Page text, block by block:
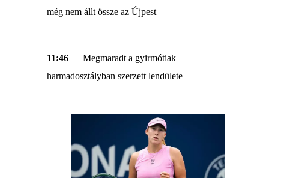
még nem állt össze az Újpest
11:46 — Megmaradt a gyirmótiak
harmadosztályban szerzett lendülete